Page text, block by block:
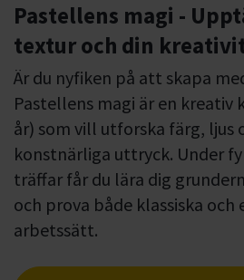
Pastellens magi -
textur och din
Är du nyfiken på att skapa
Pastellens magi är en kreativ
år) som vill utforska färg, ljus
konstnärliga uttryck. Under
träffar får du lära dig
och prova både klassiska
arbetssätt.